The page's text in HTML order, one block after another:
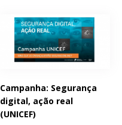
Campanha: Segurança
digital, ação real
(UNICEF)